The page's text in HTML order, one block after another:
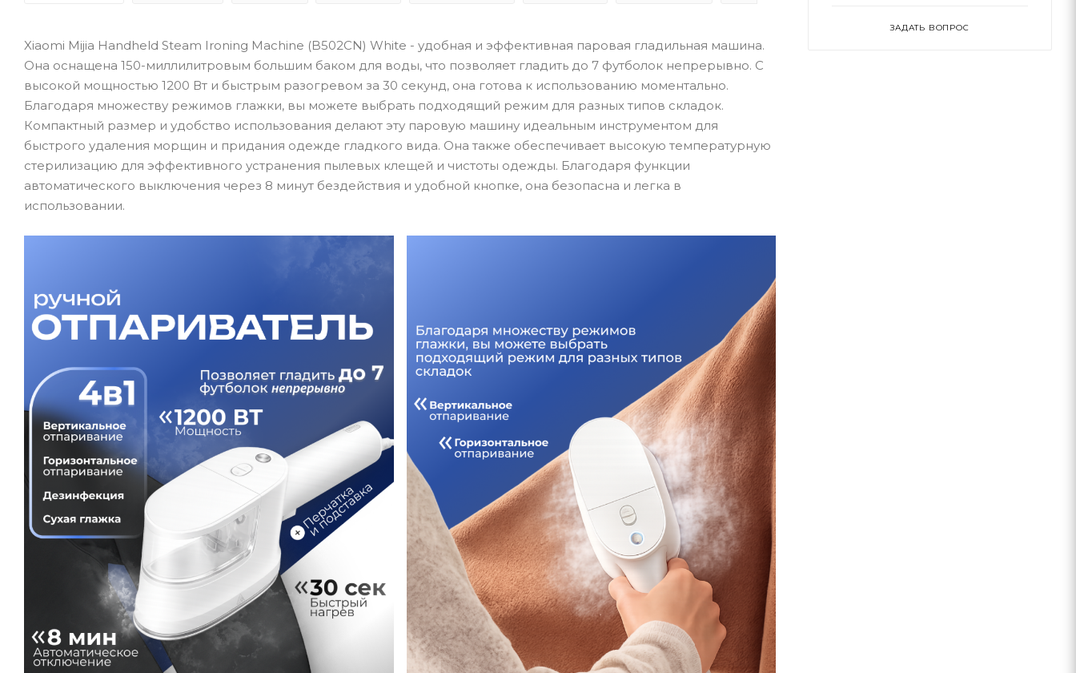
Xiaomi Mijia Handheld Steam Ironing Machine (B502CN) White - удобная и эффективная паровая гладильная машина.
Она оснащена 150-миллилитровым большим баком для воды, что позволяет гладить до 7 футболок непрерывно. С
высокой мощностью 1200 Вт и быстрым разогревом за 30 секунд, она готова к использованию моментально.
Благодаря множеству режимов глажки, вы можете выбрать подходящий режим для разных типов складок.
Компактный размер и удобство использования делают эту паровую машину идеальным инструментом для
быстрого удаления морщин и придания одежде гладкого вида. Она также обеспечивает высокую температурную
стерилизацию для эффективного устранения пылевых клещей и чистоты одежды. Благодаря функции
автоматического выключения через 8 минут бездействия и удобной кнопке, она безопасна и легка в
использовании.
ЗАДАТЬ ВОПРОС